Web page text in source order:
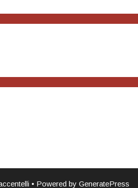
• Powered by GeneratePress